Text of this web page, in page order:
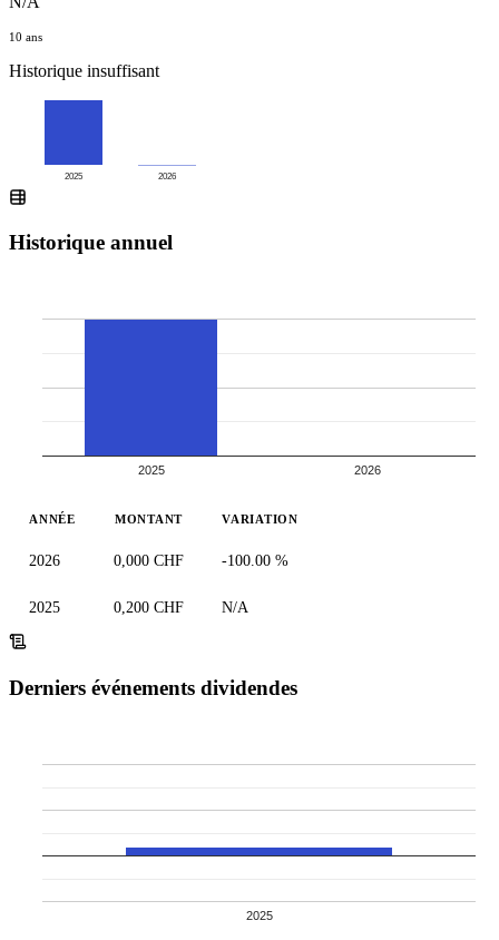
10 ans
Historique insuffisant
2025 2026
Historique annuel
2025 2026
ANNÉE MONTANT VARIATION
2026 0,000 CHF -100.00 %
2025 0,200 CHF N/A
Derniers événements dividendes
2025